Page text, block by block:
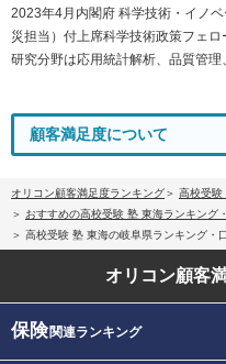
2023年4月内閣府 科学技術・イノ
災担当）付上席科学技術政策フェロ
研究分野は応用統計解析、品質管理
顧客満足度について
オリコン顧客満足度ランキング
高校受験
おすすめの高校受験 塾 東海ランキング
高校受験 塾 東海の岐阜県ランキング・
オリコン顧客
保険関連ランキング